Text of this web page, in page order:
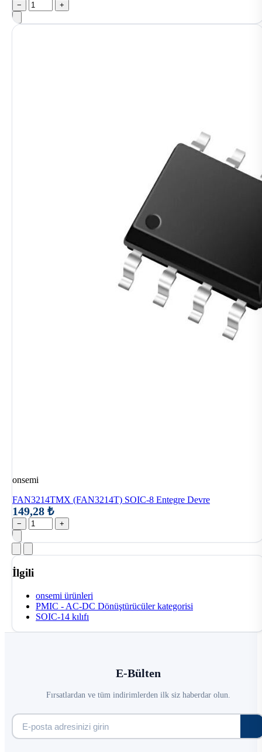
− +
onsemi
FAN3214TMX (FAN3214T) SOIC-8 Entegre Devre
149,28 ₺
− +
İlgili
onsemi ürünleri
PMIC - AC-DC Dönüştürücüler kategorisi
SOIC-14 kılıfı
E-Bülten
Fırsatlardan ve tüm indirimlerden ilk siz haberdar olun.